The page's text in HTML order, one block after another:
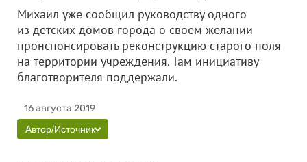
Михаил уже сообщил руководству одного
из детских домов города о своем желании
пронспонсировать реконструкцию старого поля
на территории учреждения. Там инициативу
благотворителя поддержали.
16 августа 2019
Автор/Источник